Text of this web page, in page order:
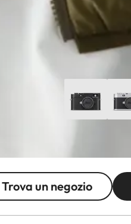
Trova un negozio